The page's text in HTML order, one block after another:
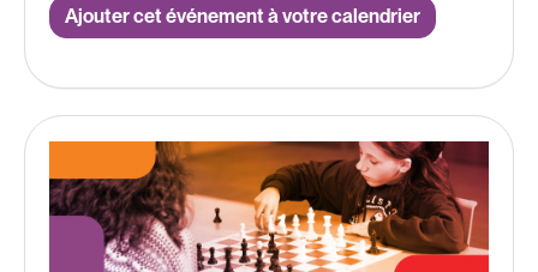
Ajouter cet événement à votre calendrier